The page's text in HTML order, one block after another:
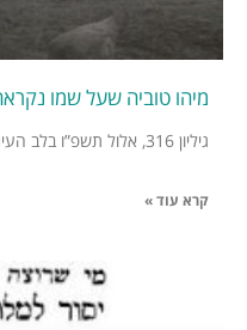
מיהו טוביה שעל שמו
גיליון 316, אלול תשפ”ו בלב העיר נחבאת אחת השכונות המרכיבות
קרא עוד »